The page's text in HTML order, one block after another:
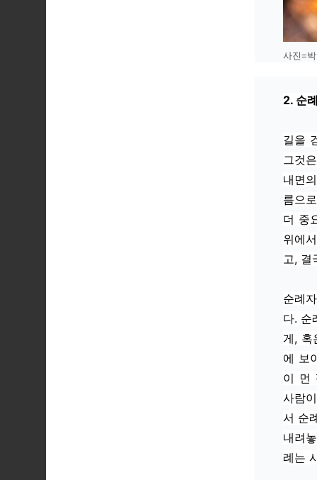
사진=
2. 순
길을
그것
내면
름으
더 중
위에
고, 결
순례
다. 순
게, 혹
에 보
이 먼
사람
서 순
내려
례는